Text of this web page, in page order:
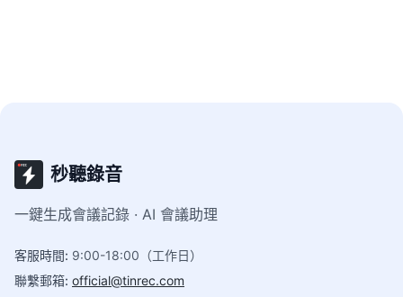
秒聽錄音
一鍵生成會議記錄 · AI 會議助理
客服時間: 9:00-18:00（工作日）
聯繫郵箱: official@tinrec.com